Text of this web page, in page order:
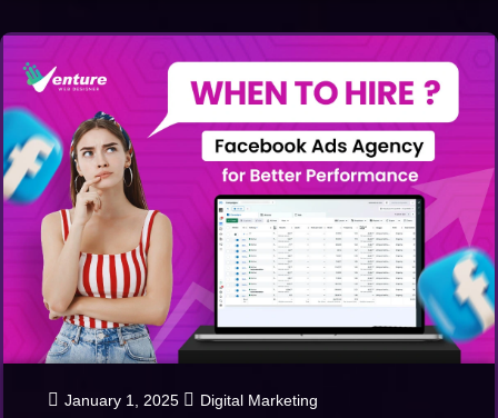
January 1, 2025 Digital Marketing